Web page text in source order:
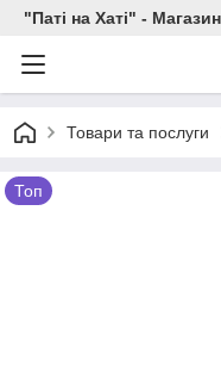
"Паті на Хаті" -
Товари та послуги
Топ